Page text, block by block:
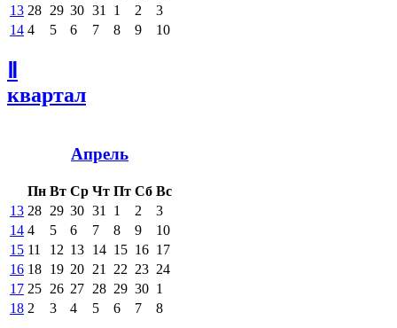
13 28 29 30 31 1 2
3
14 4 5 6 7 8 9 10
квартал
Апрель
Пн Вт Ср Чт Пт Сб Вс
13 28 29 30 31 1 2
3
14 4 5 6 7 8 9
10
15 11 12 13 14 15 16 17
16 18 19 20 21 22 23 24
17 25 26 27 28 29 30 1
18 2 3 4 5 6 7 8